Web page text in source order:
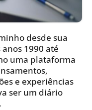
desde sua
1990 até
uma plataforma
e experiências
ser um diário